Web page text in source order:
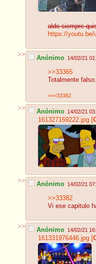
aldo siempre
https://youtu.be/
>> Anónimo 14/02/21
>>33365
Totalmente
>>>33382
>> Anónimo 14/02/21
161327169222.jpg [
>> Anónimo 14/02/21
>>33382
Vi ese capitulo
>> Anónimo 14/02/21
161331976446.jpg [